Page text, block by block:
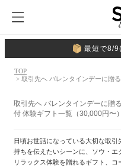
最短で8/
TOP
> 取引先へ バレンタインデーに贈
取引先へ バレンタインデーに贈
付 体験ギフト一覧（30,000円〜）
日頃お世話になっている大切な取
持ちを伝えたいシーンに、ソウ・
リラックス体験を贈れるギフト、